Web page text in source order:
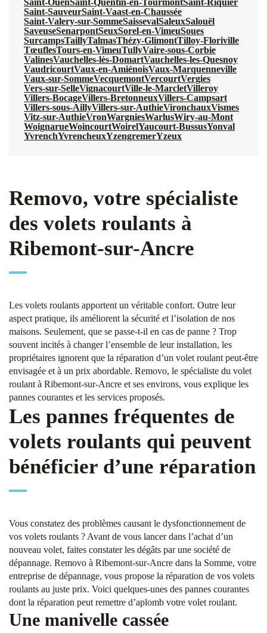
Saint-OuenSaint-Quentin-en-TourmontSaint-Riquier
Saint-SauveurSaint-Vaast-en-Chaussée
Saint-Valery-sur-SommeSaissevalSaleuxSalouël
SaveuseSenarpontSeuxSorel-en-VimeuSoues
SurcampsTaillyTalmasThézy-GlimontTilloy-Floriville
TœuflesTours-en-VimeuTullyVaire-sous-Corbie
ValinesVauchelles-lès-DomartVauchelles-les-Quesnoy
VaudricourtVaux-en-AmiénoisVaux-Marquenneville
Vaux-sur-SommeVecquemontVercourtVergies
Vers-sur-SelleVignacourtVille-le-MarcletVilleroy
Villers-BocageVillers-BretonneuxVillers-Campsart
Villers-sous-AillyVillers-sur-AuthieVironchauxVismes
Vitz-sur-AuthieVronWargniesWarlusWiry-au-Mont
WoignarueWoincourtWoirelYaucourt-BussusYonval
YvrenchYvrencheuxYzengremerYzeux
Removo, votre spécialiste
des volets roulants à
Ribemont-sur-Ancre
Les volets roulants apportent un véritable confort. Outre leur
aspect pratique, ils améliorent la sécurité et l’isolation de nos
maisons. Seulement, que se passe-t-il en cas de panne ? Trop
souvent incités à changer l’ensemble de leur installation, les
propriétaires ignorent que la réparation d’un volet roulant peut-être
envisagée et à un prix abordable. Removo, le spécialiste du volet
roulant à Ribemont-sur-Ancre et ses environs, vous explique les
pannes courantes et les services proposés.
Les pannes fréquentes de
volets roulants qui peuvent
bénéficier d’une réparation
Vous constatez des problèmes causant le dysfonctionnement de
vos volets roulants ? Avant de vous lancer dans l’achat d’un
nouveau volet, faites constater les dégâts par une société de
dépannage. Removo à Ribemont-sur-Ancre dans la Somme, votre
entreprise de dépannage, vous propose la réparation de vos volets
roulants au juste prix. Voici quelques-unes des pannes courantes
dont la réparation peut remettre d’aplomb votre volet roulant.
Une manivelle cassée